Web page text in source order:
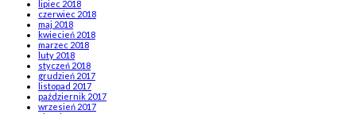
lipiec 2018
czerwiec 2018
maj 2018
kwiecień 2018
marzec 2018
luty 2018
styczeń 2018
grudzień 2017
listopad 2017
październik 2017
wrzesień 2017